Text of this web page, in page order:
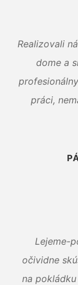
Realizovali
dome a
práci,
Lejeme-
očividne
na